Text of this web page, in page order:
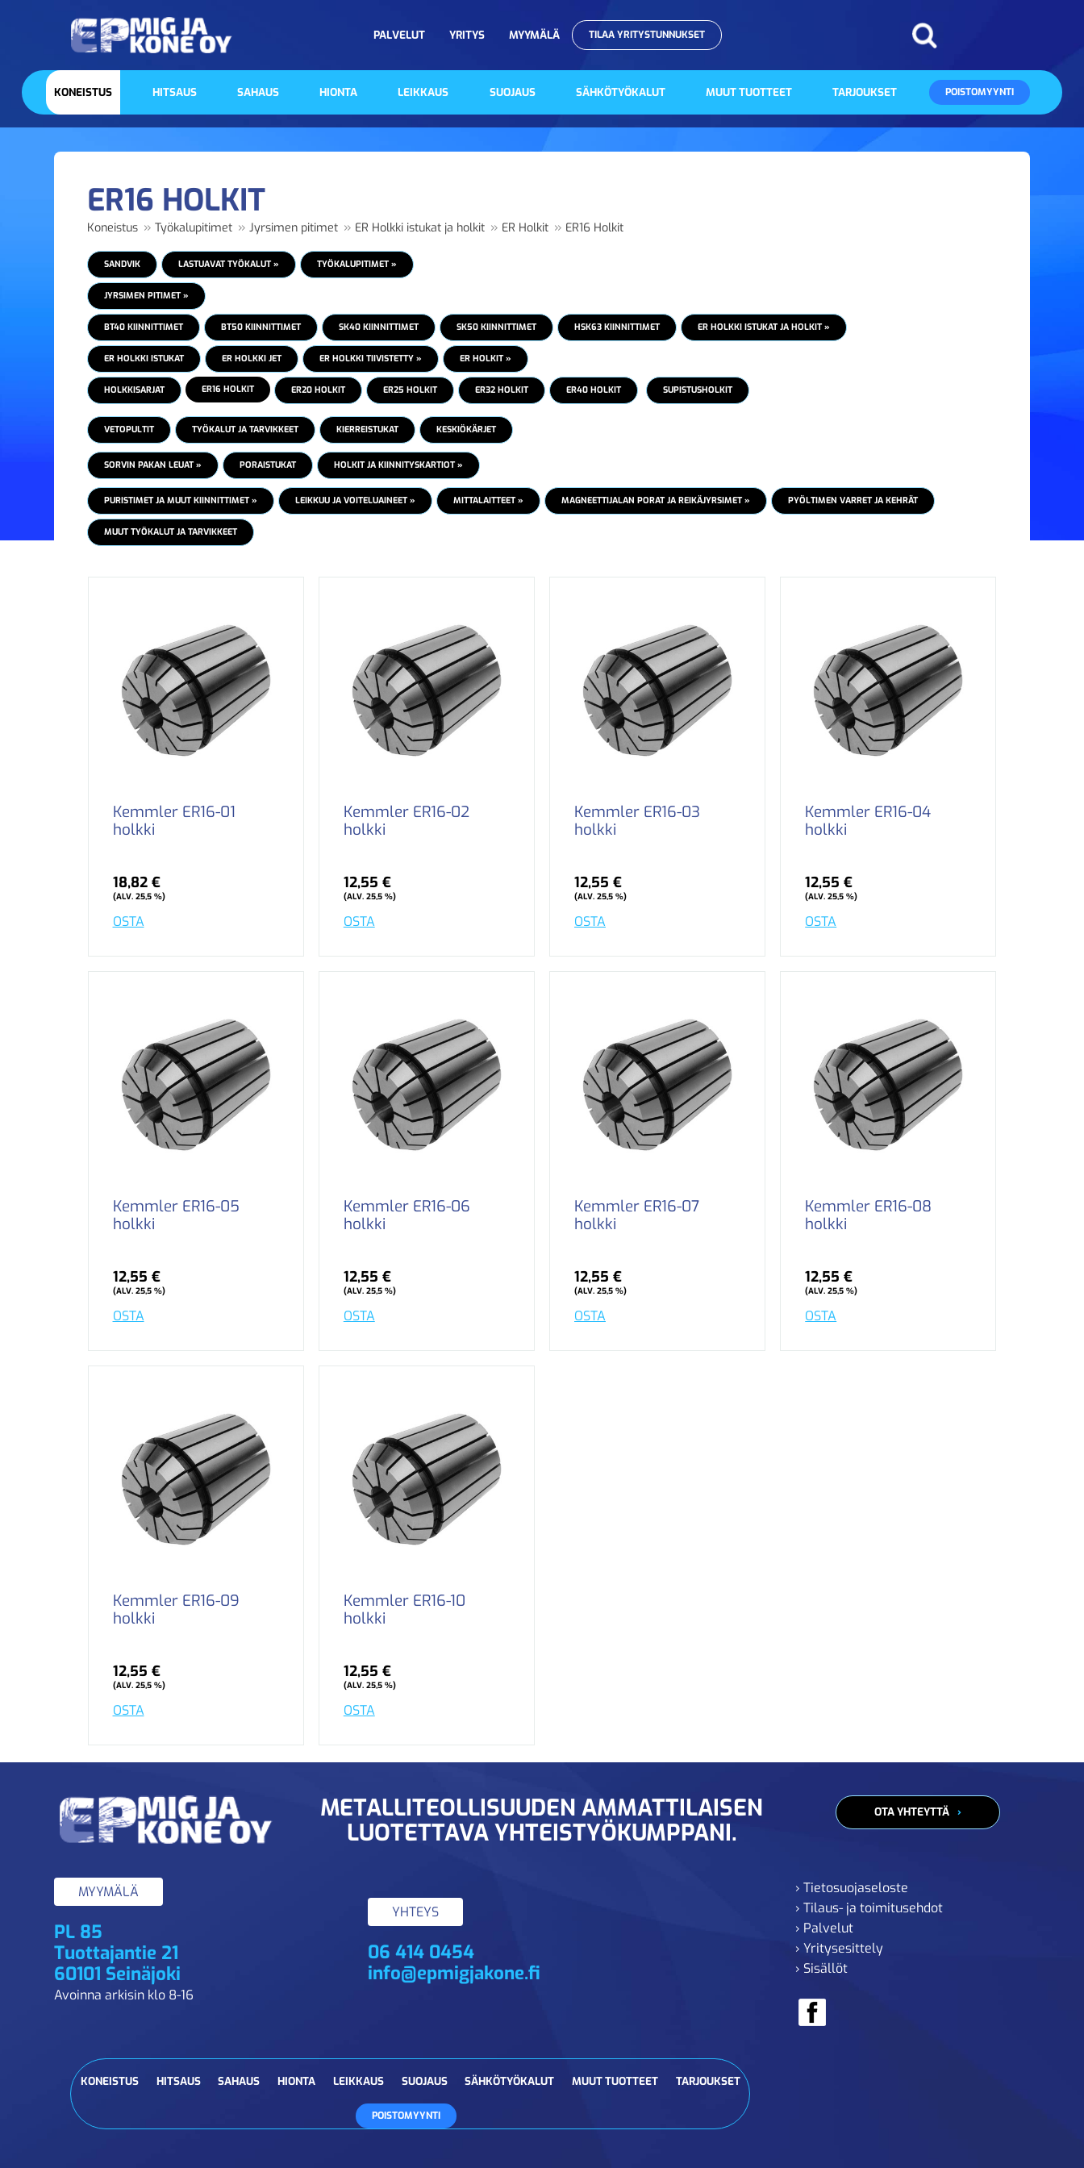
PALVELUT YRITYS MYYMÄLÄ TILAA YRITYSTUNNUKSET
KONEISTUS HITSAUS SAHAUS HIONTA LEIKKAUS SUOJAUS SÄHKÖTYÖKALUT MUUT TUOTTEET TARJOUKSET POISTOMYYNTI
ER16 HOLKIT
Koneistus » Työkalupitimet » Jyrsimen pitimet » ER Holkki istukat ja holkit » ER Holkit » ER16 Holkit
SANDVIK LASTUAVAT TYÖKALUT » TYÖKALUPITIMET »
JYRSIMEN PITIMET »
BT40 KIINNITTIMET BT50 KIINNITTIMET SK40 KIINNITTIMET SK50 KIINNITTIMET HSK63 KIINNITTIMET ER HOLKKI ISTUKAT JA HOLKIT »
ER HOLKKI ISTUKAT ER HOLKKI JET ER HOLKKI TIIVISTETTY » ER HOLKIT »
HOLKKISARJAT ER16 HOLKIT ER20 HOLKIT ER25 HOLKIT ER32 HOLKIT ER40 HOLKIT SUPISTUSHOLKIT
VETOPULTIT TYÖKALUT JA TARVIKKEET KIERREISTUKAT KESKIÖKÄRJET
SORVIN PAKAN LEUAT » PORAISTUKAT HOLKIT JA KIINNITYSKARTIOT »
PURISTIMET JA MUUT KIINNITTIMET » LEIKKUU JA VOITELUAINEET » MITTALAITTEET » MAGNEETTIJALAN PORAT JA REIKÄJYRSIMET » PYÖLTIMEN VARRET JA KEHRÄT
MUUT TYÖKALUT JA TARVIKKEET
Kemmler ER16-01
holkki
18,82 €
(ALV. 25,5 %)
OSTA
Kemmler ER16-02
holkki
12,55 €
(ALV. 25,5 %)
OSTA
Kemmler ER16-03
holkki
12,55 €
(ALV. 25,5 %)
OSTA
Kemmler ER16-04
holkki
12,55 €
(ALV. 25,5 %)
OSTA
Kemmler ER16-05
holkki
12,55 €
(ALV. 25,5 %)
OSTA
Kemmler ER16-06
holkki
12,55 €
(ALV. 25,5 %)
OSTA
Kemmler ER16-07
holkki
12,55 €
(ALV. 25,5 %)
OSTA
Kemmler ER16-08
holkki
12,55 €
(ALV. 25,5 %)
OSTA
Kemmler ER16-09
holkki
12,55 €
(ALV. 25,5 %)
OSTA
Kemmler ER16-10
holkki
12,55 €
(ALV. 25,5 %)
OSTA
METALLITEOLLISUUDEN AMMATTILAISEN
LUOTETTAVA YHTEISTYÖKUMPPANI.
OTA YHTEYTTÄ
MYYMÄLÄ
PL 85
Tuottajantie 21
60101 Seinäjoki
Avoinna arkisin klo 8-16
YHTEYS
06 414 0454
info@epmigjakone.fi
› Tietosuojaseloste
› Tilaus- ja toimitusehdot
› Palvelut
› Yritysesittely
› Sisällöt
KONEISTUS HITSAUS SAHAUS HIONTA LEIKKAUS SUOJAUS SÄHKÖTYÖKALUT MUUT TUOTTEET TARJOUKSET
POISTOMYYNTI